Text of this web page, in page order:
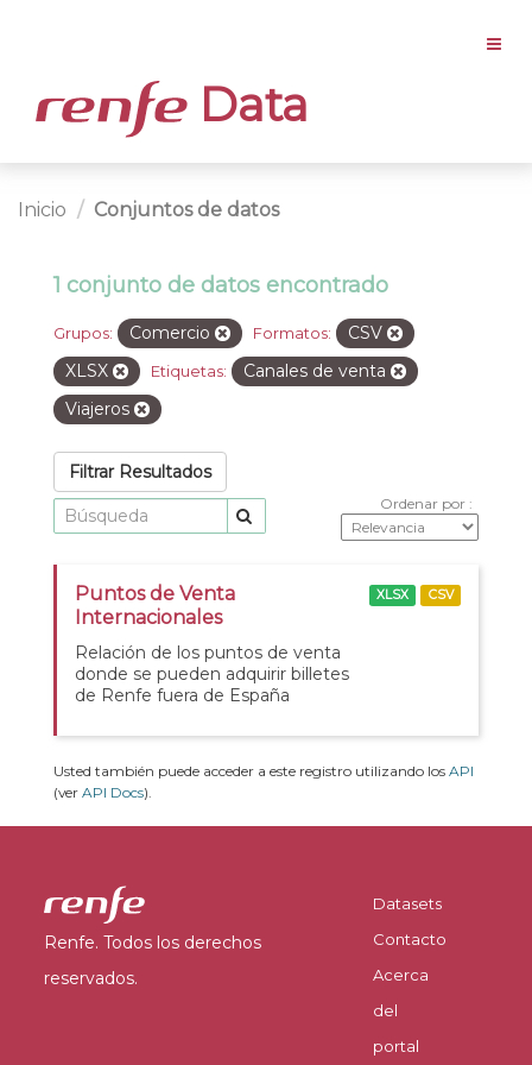
Data
Inicio Conjuntos de datos
1 conjunto de datos encontrado
Grupos: Comercio Formatos:
CSV
XLSX
Etiquetas:
Canales de venta
Viajeros
Filtrar Resultados
Ordenar por
Puntos de Venta
Internacionales
Relación de los puntos de venta
donde se pueden adquirir billetes
de Renfe fuera de España
XLSX CSV
Usted también puede acceder a este registro utilizando los API
(ver API Docs).
Renfe. Todos los derechos
reservados.
Datasets
Contacto
Acerca
del
portal